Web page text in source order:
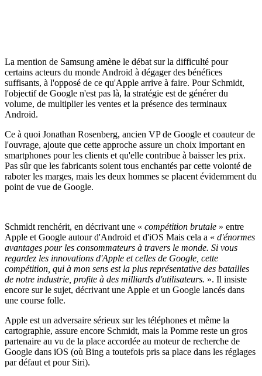
La mention de Samsung amène le débat sur la difficulté pour
certains acteurs du monde Android à dégager des bénéfices
suffisants, à l'opposé de ce qu'Apple arrive à faire. Pour Schmidt,
l'objectif de Google n'est pas là, la stratégie est de générer du
volume, de multiplier les ventes et la présence des terminaux
Android.
Ce à quoi Jonathan Rosenberg, ancien VP de Google et coauteur de
l'ouvrage, ajoute que cette approche assure un choix important en
smartphones pour les clients et qu'elle contribue à baisser les prix.
Pas sûr que les fabricants soient tous enchantés par cette volonté de
raboter les marges, mais les deux hommes se placent évidemment du
point de vue de Google.
Schmidt renchérit, en décrivant une « compétition brutale » entre
Apple et Google autour d'Android et d'iOS Mais cela a « d'énormes
avantages pour les consommateurs à travers le monde. Si vous
regardez les innovations d'Apple et celles de Google, cette
compétition, qui à mon sens est la plus représentative des batailles
de notre industrie, profite à des milliards d'utilisateurs. ». Il insiste
encore sur le sujet, décrivant une Apple et un Google lancés dans
une course folle.
Apple est un adversaire sérieux sur les téléphones et même la
cartographie, assure encore Schmidt, mais la Pomme reste un gros
partenaire au vu de la place accordée au moteur de recherche de
Google dans iOS (où Bing a toutefois pris sa place dans les réglages
par défaut et pour Siri).